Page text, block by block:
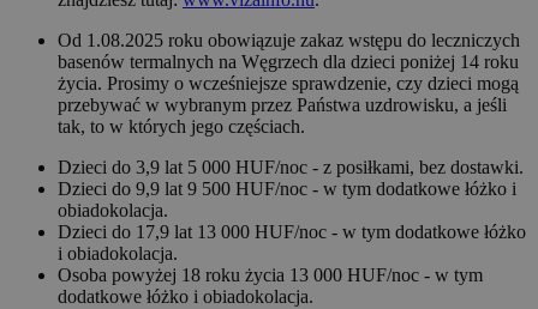
Od 1.08.2025 roku obowiązuje zakaz wstępu do leczniczych
basenów termalnych na Węgrzech dla dzieci poniżej 14 roku
życia. Prosimy o wcześniejsze sprawdzenie, czy dzieci mogą
przebywać w wybranym przez Państwa uzdrowisku, a jeśli
tak, to w których jego częściach.
Dzieci do 3,9 lat 5 000 HUF/noc - z posiłkami, bez dostawki.
Dzieci do 9,9 lat 9 500 HUF/noc - w tym dodatkowe łóżko i
obiadokolacja.
Dzieci do 17,9 lat 13 000 HUF/noc - w tym dodatkowe łóżko
i obiadokolacja.
Osoba powyżej 18 roku życia 13 000 HUF/noc - w tym
dodatkowe łóżko i obiadokolacja.